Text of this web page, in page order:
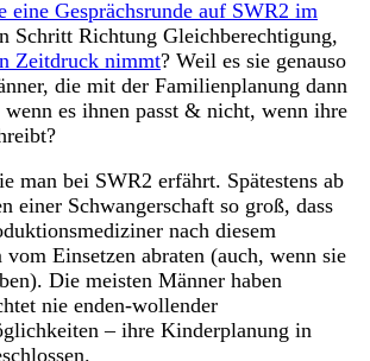
Gesprächsrunde auf SWR2 im
Schritt Richtung Gleichberechtigung,
Zeitdruck nimmt? Weil es sie genauso
die mit der Familienplanung dann
wenn es ihnen passt & nicht, wenn ihre
man bei SWR2 erfährt. Spätestens ab
einer Schwangerschaft so groß, dass
nach diesem
vom Einsetzen abraten (auch, wenn sie
Die meisten Männer haben
nie enden-wollender
– ihre Kinderplanung in